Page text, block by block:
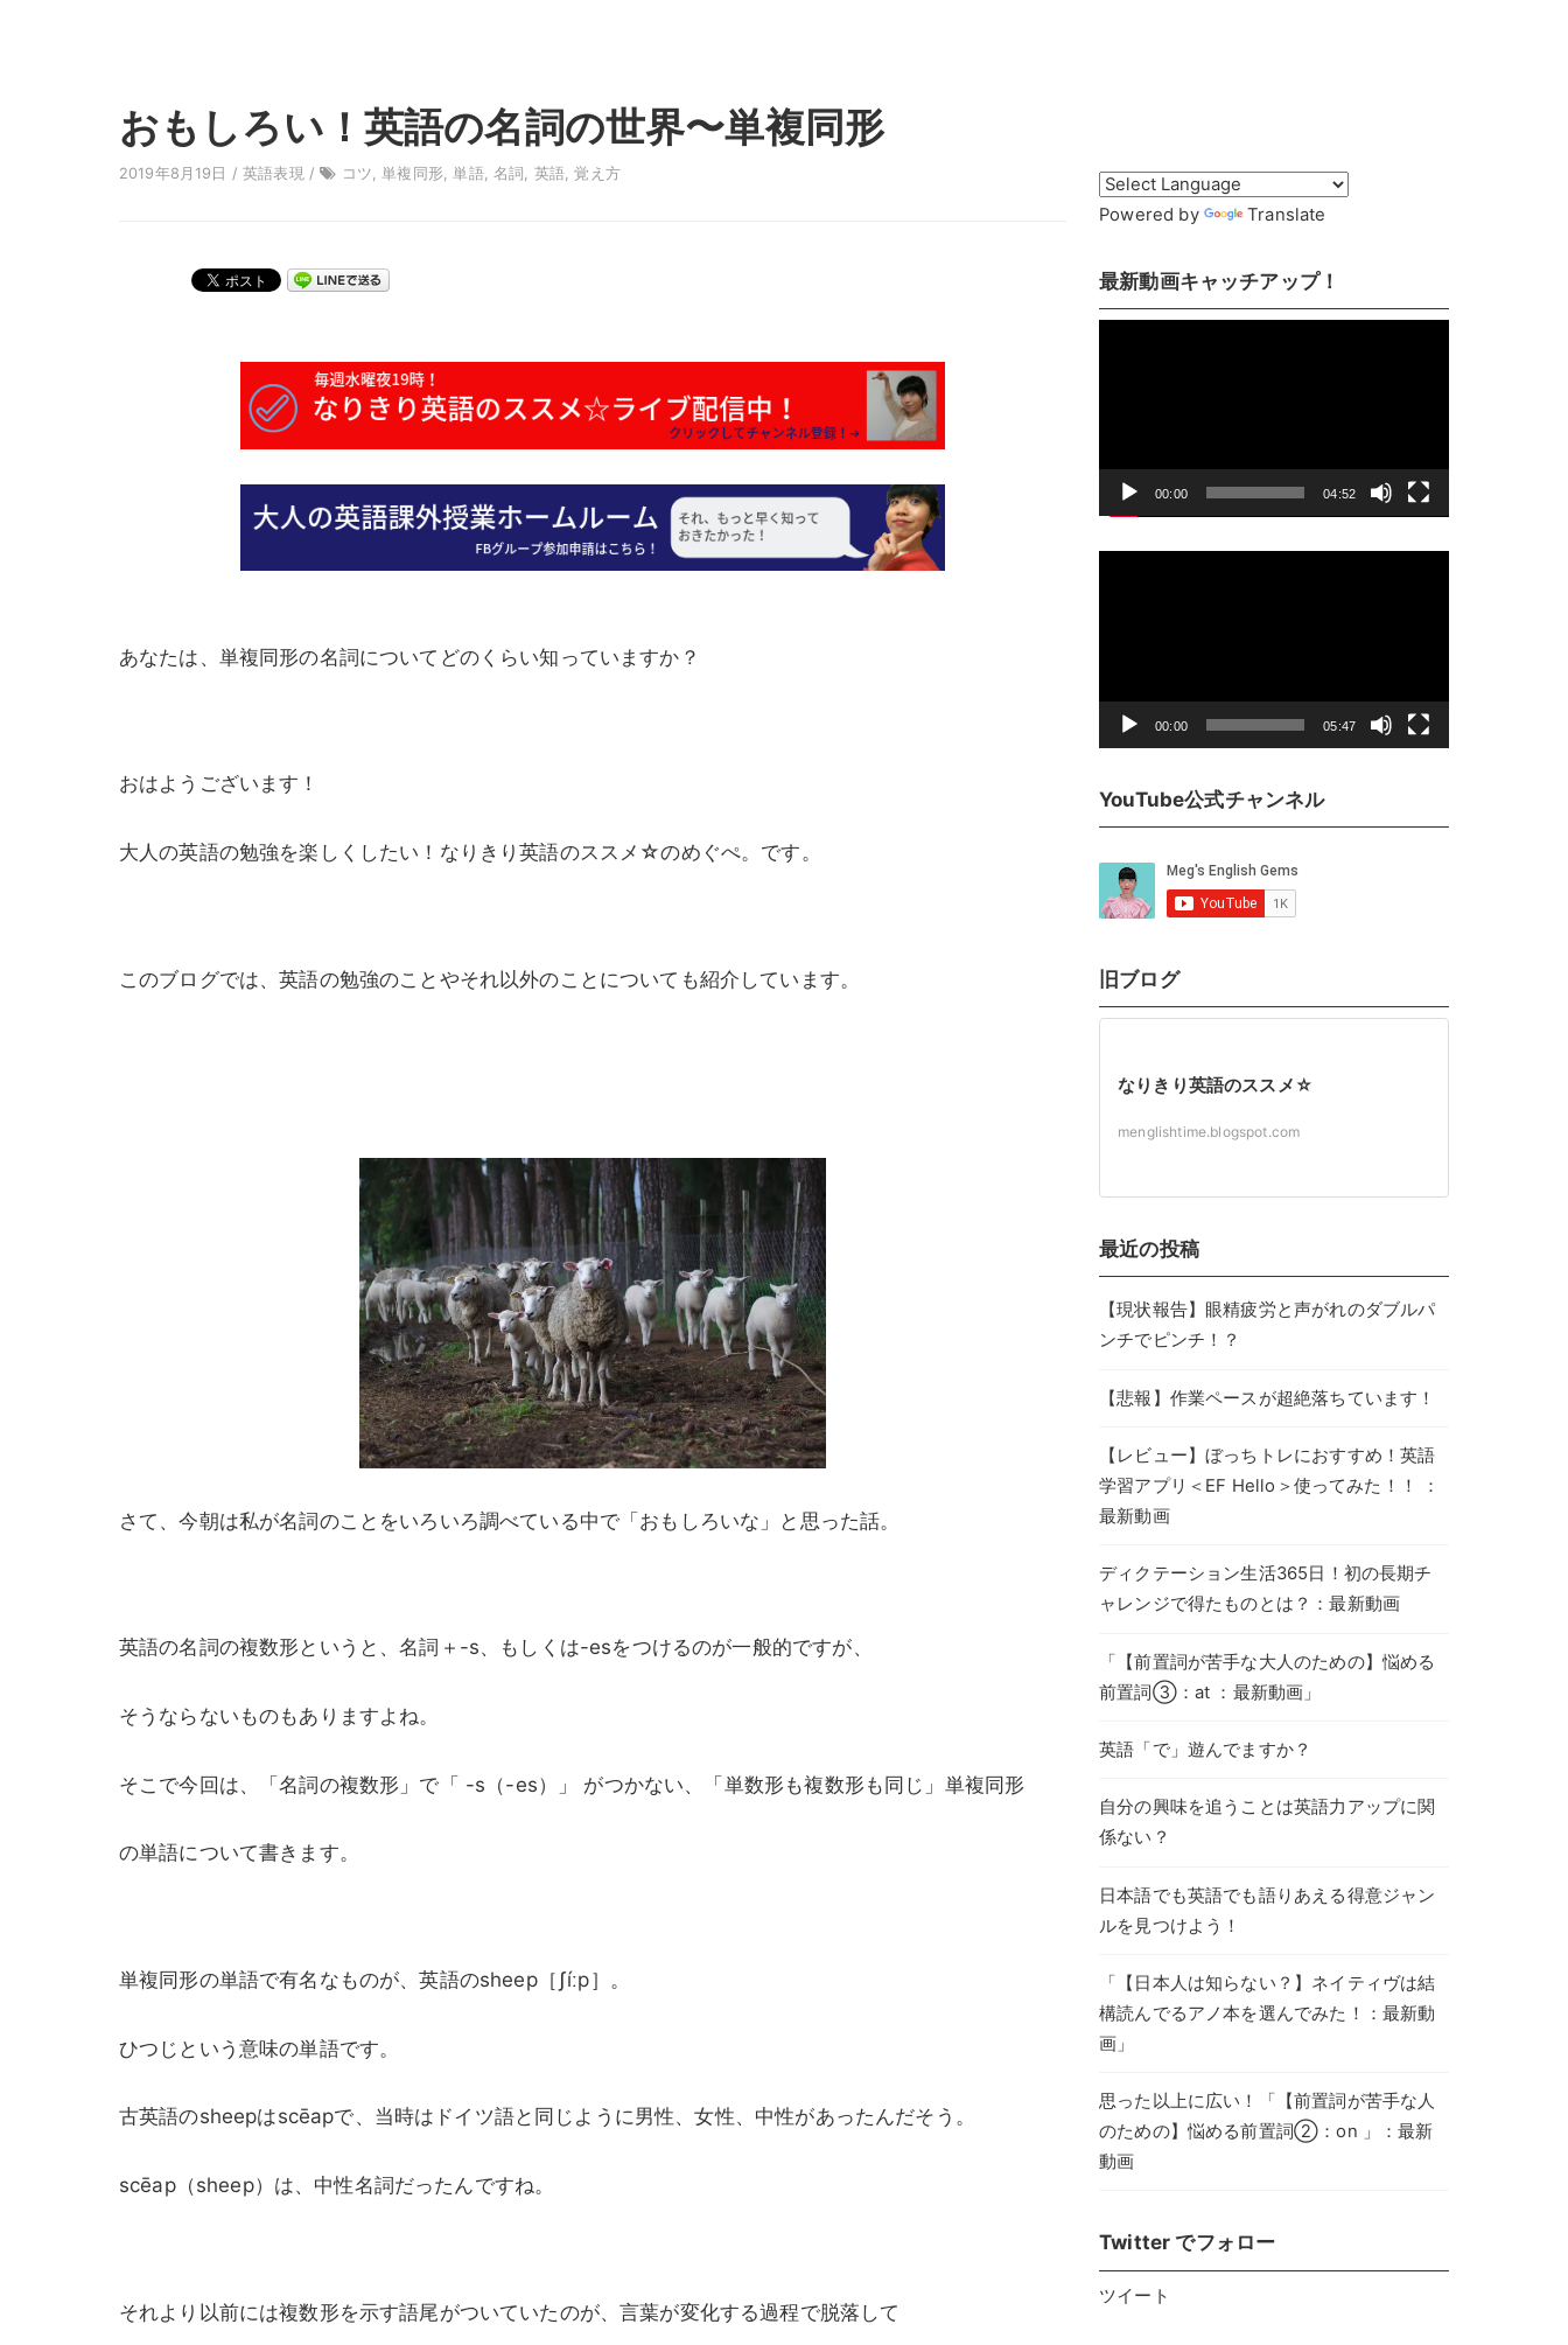
おもしろい！英語の名詞の世界〜単複同形
2019年8月19日 /英語表現 / コツ 単複同形 単語,名詞 英語 ,覚え方
あなたは、単複同形の名詞についてどのくらい知っていますか？
おはようございます！
大人の英語の勉強を楽しくしたい！なりきり英語のススメ☆のめぐぺ。です。
このブログでは、英語の勉強のことやそれ以外のことについても紹介しています。
さて、今朝は私が名詞のことをいろいろ調べている中で「おもしろいな」と思った話。
英語の名詞の複数形というと、名詞＋-s、もしくは-esをつけるのが一般的ですが、
そうならないものもありますよね。
そこで今回は、「名詞の複数形」で「 -s（-es）」 がつかない、「単数形も複数形も同じ」単複同形
の単語について書きます。
単複同形の単語で有名なものが、英語のsheep［ʃíːp］。
ひつじという意味の単語です。
古英語のsheepはscēapで、当時はドイツ語と同じように男性、女性、中性があったんだそう。
scēap（sheep）は、中性名詞だったんですね。
それより以前には複数形を示す語尾がついていたのが、言葉が変化する過程で脱落して
Powered by Translate
最新動画キャッチアップ！
ー
00:00 04:52
ー
00:00 05:47
YouTube公式チャンネル
旧ブログ
なりきり英語のススメ☆
menglishtime.blogspot.com
最近の投稿
【現状報告】眼精疲労と声がれのダブルパ
ンチでピンチ！？
【悲報】作業ペースが超絶落ちています！
【レビュー】ぼっちトレにおすすめ！英語
学習アプリ＜EF Hello＞使ってみた！！ ：
最新動画
ディクテーション生活365日！初の長期チ
ャレンジで得たものとは？：最新動画
「【前置詞が苦手な大人のための】悩める
前置詞③：at ：最新動画」
英語「で」遊んでますか？
自分の興味を追うことは英語力アップに関
係ない？
日本語でも英語でも語りあえる得意ジャン
ルを見つけよう！
「【日本人は知らない？】ネイティヴは結
構読んでるアノ本を選んでみた！：最新動
画」
思った以上に広い！「【前置詞が苦手な人
のための】悩める前置詞②：on 」：最新
動画
Twitter でフォロー
ツイート